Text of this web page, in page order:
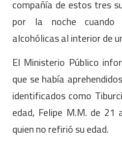
compañía de estos tres
por la noche cuando
alcohólicas al interior de
El Ministerio Público
que se había
identificados como
edad, Felipe M.M. de 21
quien no refirió su edad.